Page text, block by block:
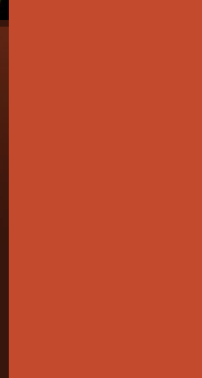
04:00 μ.μ.